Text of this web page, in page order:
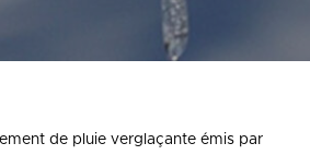
de pluie verglaçante émis par